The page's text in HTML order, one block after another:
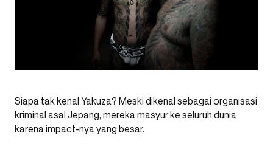
Siapa tak kenal Yakuza? Meski dikenal sebagai organisasi
kriminal asal Jepang, mereka masyur ke seluruh dunia
karena impact-nya yang besar.